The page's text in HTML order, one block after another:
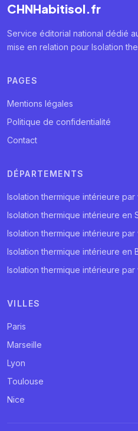
CHNHabitisol.fr
Service éditorial national dédié
mise en relation pour Isolation
PAGES
Mentions légales
Politique de confidentialité
Contact
DÉPARTEMENTS
Isolation thermique intérieure par
Isolation thermique intérieure en
Isolation thermique intérieure
Isolation thermique intérieure en
Isolation thermique intérieure
VILLES
Paris
Marseille
Lyon
Toulouse
Nice